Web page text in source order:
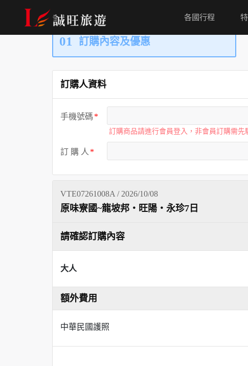
各國行程
01 訂購內容及優惠
訂購人資料
手機號碼
訂購商品請進行會員登入，非會員訂購需先
訂 購 人
VTE07261008A / 2026/10/08
原味寮國~龍坡邦‧旺陽‧永珍7日
請確認訂購內容
大人
額外費用
中華民國護照